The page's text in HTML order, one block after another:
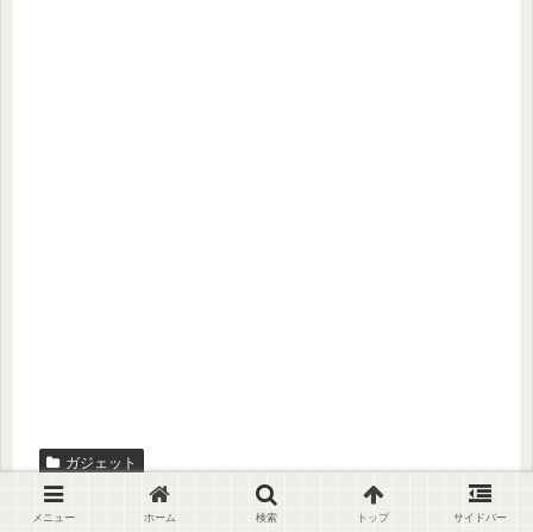
ガジェット
Sponsored Links
メニュー ホーム 検索 トップ サイドバー